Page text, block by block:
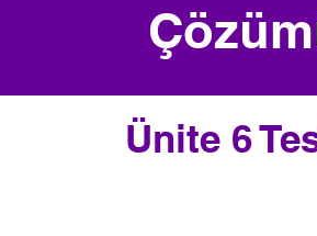
Ünite 6